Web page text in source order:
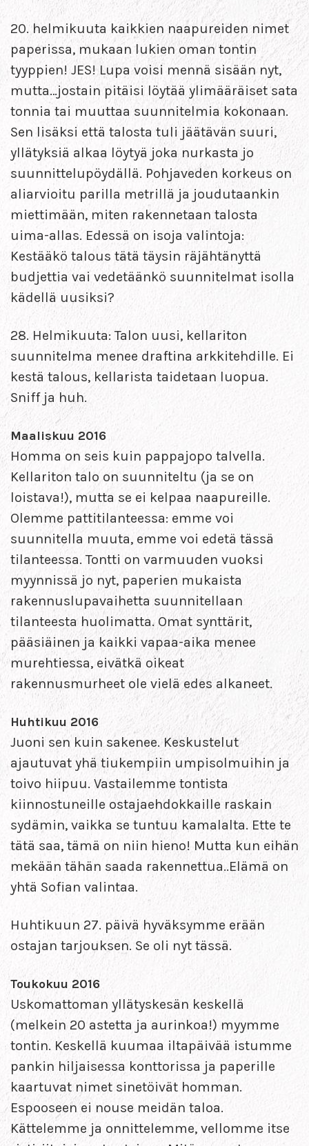
20. helmikuuta kaikkien naapureiden nimet
paperissa, mukaan lukien oman tontin
tyyppien! JES! Lupa voisi mennä sisään nyt,
mutta…jostain pitäisi löytää ylimääräiset sata
tonnia tai muuttaa suunnitelmia kokonaan.
Sen lisäksi että talosta tuli jäätävän suuri,
yllätyksiä alkaa löytyä joka nurkasta jo
suunnittelupöydällä. Pohjaveden korkeus on
aliarvioitu parilla metrillä ja joudutaankin
miettimään, miten rakennetaan talosta
uima-allas. Edessä on isoja valintoja:
Kestääkö talous tätä täysin räjähtänyttä
budjettia vai vedetäänkö suunnitelmat isolla
kädellä uusiksi?
28. Helmikuuta: Talon uusi, kellariton
suunnitelma menee draftina arkkitehdille. Ei
kestä talous, kellarista taidetaan luopua.
Sniff ja huh.
Maaliskuu 2016
Homma on seis kuin pappajopo talvella.
Kellariton talo on suunniteltu (ja se on
loistava!), mutta se ei kelpaa naapureille.
Olemme pattitilanteessa: emme voi
suunnitella muuta, emme voi edetä tässä
tilanteessa. Tontti on varmuuden vuoksi
myynnissä jo nyt, paperien mukaista
rakennuslupavaihetta suunnitellaan
tilanteesta huolimatta. Omat synttärit,
pääsiäinen ja kaikki vapaa-aika menee
murehtiessa, eivätkä oikeat
rakennusmurheet ole vielä edes alkaneet.
Huhtikuu 2016
Juoni sen kuin sakenee. Keskustelut
ajautuvat yhä tiukempiin umpisolmuihin ja
toivo hiipuu. Vastailemme tontista
kiinnostuneille ostajaehdokkaille raskain
sydämin, vaikka se tuntuu kamalalta. Ette te
tätä saa, tämä on niin hieno! Mutta kun eihän
mekään tähän saada rakennettua..Elämä on
yhtä Sofian valintaa.
Huhtikuun 27. päivä hyväksymme erään
ostajan tarjouksen. Se oli nyt tässä.
Toukokuu 2016
Uskomattoman yllätyskesän keskellä
(melkein 20 astetta ja aurinkoa!) myymme
tontin. Keskellä kuumaa iltapäivää istumme
pankin hiljaisessa konttorissa ja paperille
kaartuvat nimet sinetöivät homman.
Espooseen ei nouse meidän taloa.
Kättelemme ja onnittelemme, vellomme itse